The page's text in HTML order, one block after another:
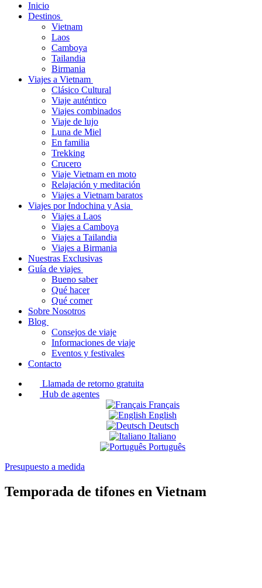
Inicio
Destinos
Vietnam
Laos
Camboya
Tailandia
Birmania
Viajes a Vietnam
Clásico Cultural
Viaje auténtico
Viajes combinados
Viaje de lujo
Luna de Miel
En familia
Trekking
Crucero
Viaje Vietnam en moto
Relajación y meditación
Viajes a Vietnam baratos
Viajes por Indochina y Asia
Viajes a Laos
Viajes a Camboya
Viajes a Tailandia
Viajes a Birmania
Nuestras Exclusivas
Guía de viajes
Bueno saber
Qué hacer
Qué comer
Sobre Nosotros
Blog
Consejos de viaje
Informaciones de viaje
Eventos y festivales
Contacto
Llamada de retorno gratuita
Hub de agentes
Français
English
Deutsch
Italiano
Português
Presupuesto a medida
Temporada de tifones en Vietnam